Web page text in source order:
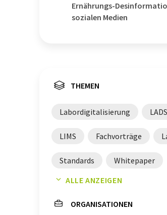
Ernährungs-
sozialen Medien
THEMEN
Labordigitalisierung LADS
LIMS Fachvorträge
Standards Whitepaper
Anwendungen
Datenmanagement
ALLE ANZEIGEN
ORGANISATIONEN